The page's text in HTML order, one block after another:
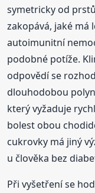
symetricky od
zakopává, jaké má
autoimunitní
podobné potíže.
odpovědí se
dlouhodobou
který vyžaduje
bolest obou
cukrovky má jiný
u člověka bez
Při vyšetření se